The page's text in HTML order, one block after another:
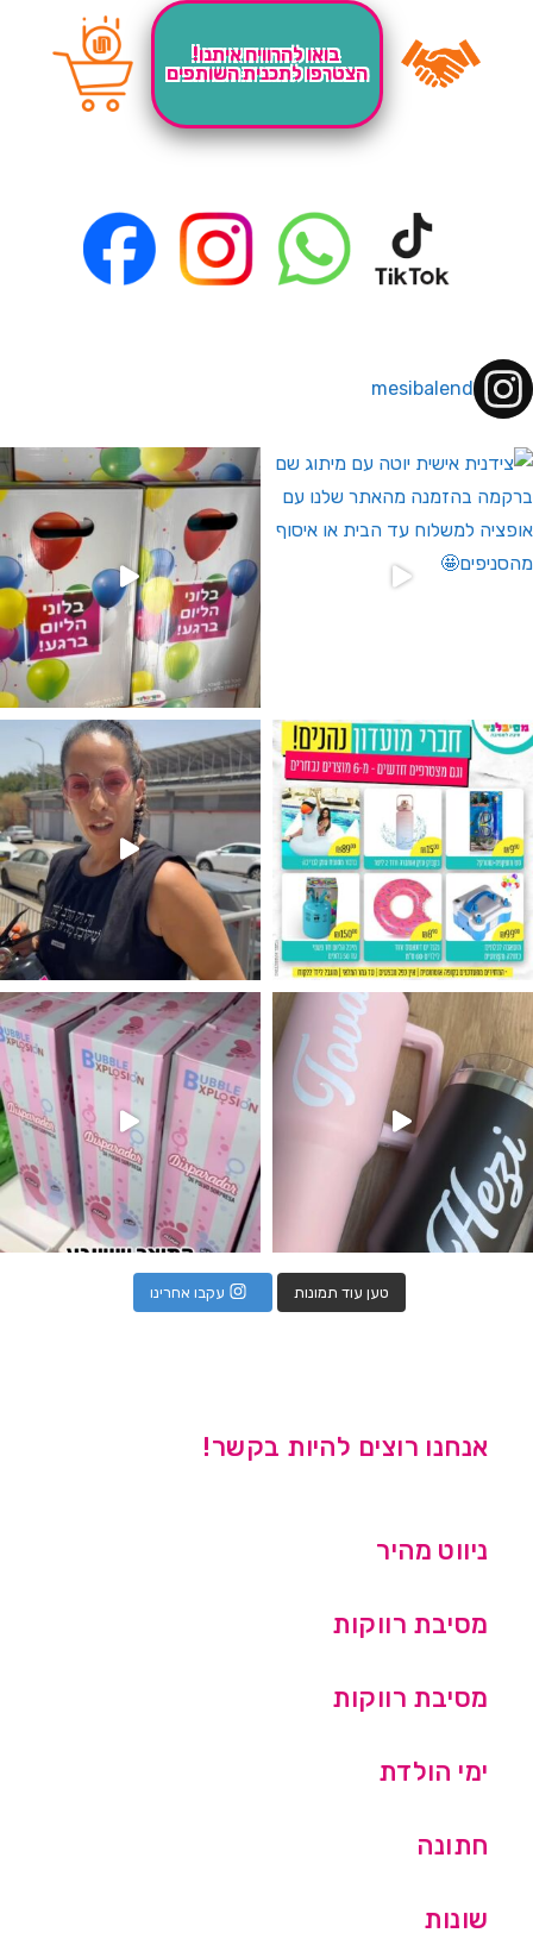
בואו להרוויח איתנו!
הצטרפו לתכנית השותפים
mesibalend
לחברי מועדון ומצטרפים חדשים🤍
מין העובר רק במסיבלנד !! קיים
מטף לגילוי מין העובר חזר למלא
טען עוד תמונות עקבו אחרינו
אנחנו רוצים להיות בקשר!
ניווט מהיר
מסיבת רווקות
מסיבת רווקות
ימי הולדת
חתונה
שונות